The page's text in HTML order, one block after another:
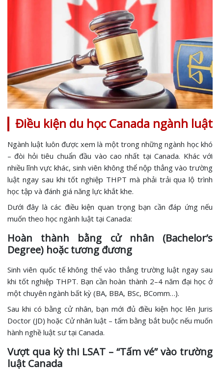
Điều kiện du học Canada ngành luật
Ngành luật luôn được xem là một trong những ngành học khó
– đòi hỏi tiêu chuẩn đầu vào cao nhất tại Canada. Khác với
nhiều lĩnh vực khác, sinh viên không thể nộp thẳng vào trường
luật ngay sau khi tốt nghiệp THPT mà phải trải qua lộ trình
học tập và đánh giá năng lực khắt khe.
Dưới đây là các điều kiện quan trọng bạn cần đáp ứng nếu
muốn theo học ngành luật tại Canada:
Hoàn thành bằng cử nhân (Bachelor’s
Degree) hoặc tương đương
Sinh viên quốc tế không thể vào thẳng trường luật ngay sau
khi tốt nghiệp THPT. Bạn cần hoàn thành 2–4 năm đại học ở
một chuyên ngành bất kỳ (BA, BBA, BSc, BComm…).
Sau khi có bằng cử nhân, bạn mới đủ điều kiện học lên Juris
Doctor (JD) hoặc Cử nhân luật – tấm bằng bắt buộc nếu muốn
hành nghề luật sư tại Canada.
Vượt qua kỳ thi LSAT – “Tấm vé” vào trường
luật Canada